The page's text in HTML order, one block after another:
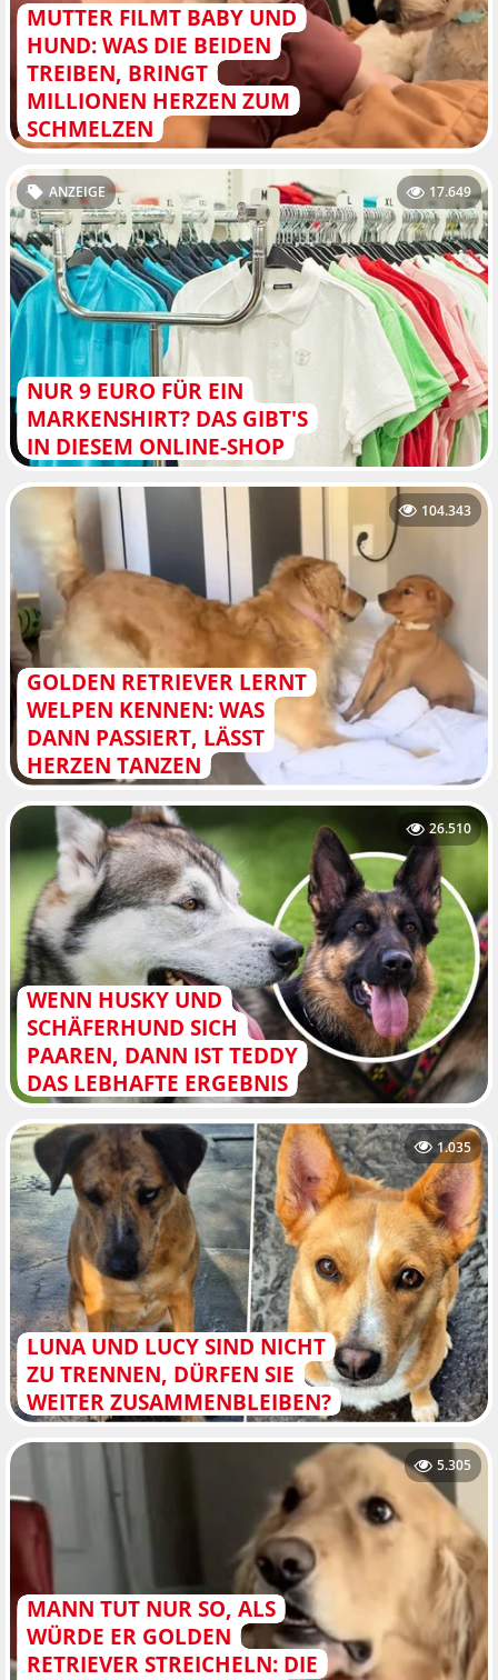
MUTTER FILMT BABY UND
HUND: WAS DIE BEIDEN
TREIBEN, BRINGT
MILLIONEN HERZEN ZUM
SCHMELZEN
NUR 9 EURO FÜR EIN
MARKENSHIRT? DAS GIBT'S
IN DIESEM ONLINE-SHOP
ANZEIGE 17.649
GOLDEN RETRIEVER LERNT
WELPEN KENNEN: WAS
DANN PASSIERT, LÄSST
HERZEN TANZEN
104.343
WENN HUSKY UND
SCHÄFERHUND SICH
PAAREN, DANN IST TEDDY
DAS LEBHAFTE ERGEBNIS
26.510
LUNA UND LUCY SIND NICHT
ZU TRENNEN, DÜRFEN SIE
WEITER ZUSAMMENBLEIBEN?
1.035
MANN TUT NUR SO, ALS
WÜRDE ER GOLDEN
RETRIEVER STREICHELN: DIE
5.305